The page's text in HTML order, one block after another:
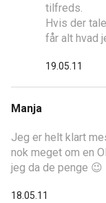
tilfreds.
Hvis der
får alt hvad
19.05.11
Manja
Jeg er helt klart
nok meget om en
jeg da de penge 😉
18.05.11